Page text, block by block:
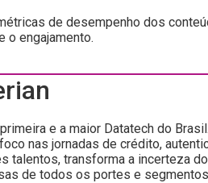
de desempenho dos
o engajamento.
e a maior Datatech do
nas jornadas de crédito,
talentos, transforma a incerteza
de todos os portes e